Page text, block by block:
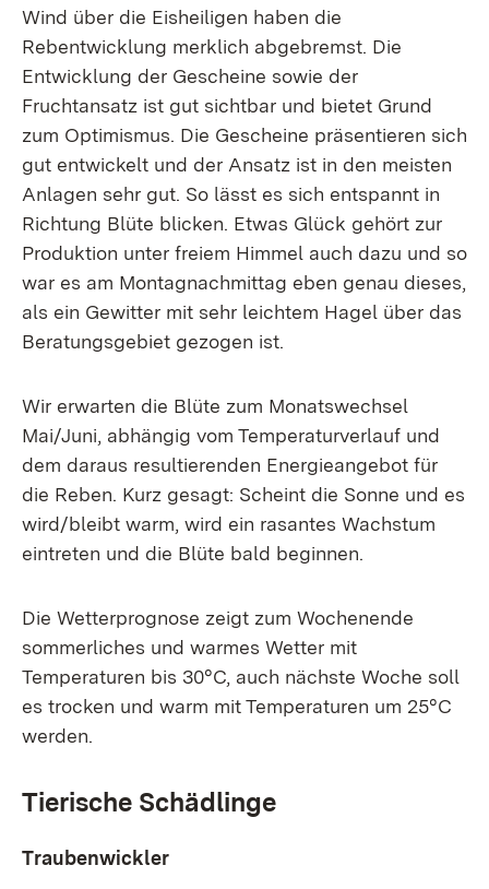
Wind über die Eisheiligen haben die
Rebentwicklung merklich abgebremst. Die
Entwicklung der Gescheine sowie der
Fruchtansatz ist gut sichtbar und bietet Grund
zum Optimismus. Die Gescheine präsentieren sich
gut entwickelt und der Ansatz ist in den meisten
Anlagen sehr gut. So lässt es sich entspannt in
Richtung Blüte blicken. Etwas Glück gehört zur
Produktion unter freiem Himmel auch dazu und so
war es am Montagnachmittag eben genau dieses,
als ein Gewitter mit sehr leichtem Hagel über das
Beratungsgebiet gezogen ist.
Wir erwarten die Blüte zum Monatswechsel
Mai/Juni, abhängig vom Temperaturverlauf und
dem daraus resultierenden Energieangebot für
die Reben. Kurz gesagt: Scheint die Sonne und es
wird/bleibt warm, wird ein rasantes Wachstum
eintreten und die Blüte bald beginnen.
Die Wetterprognose zeigt zum Wochenende
sommerliches und warmes Wetter mit
Temperaturen bis 30°C, auch nächste Woche soll
es trocken und warm mit Temperaturen um 25°C
werden.
Tierische Schädlinge
Traubenwickler